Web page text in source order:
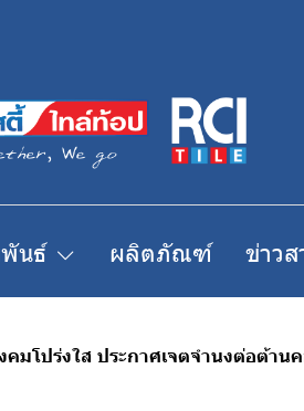
นธ์ ผลิตภัณฑ์ ข่าวส
คมโปร่งใส ประกาศเจตจำนงต่อต้าน